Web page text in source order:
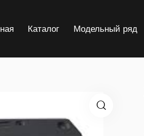
Каталог Модельный ряд